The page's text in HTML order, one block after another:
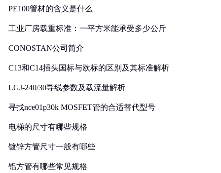
PE100管材的含义是什么
工业厂房载重标准：一平方米能承受多少公斤
CONOSTAN公司简介
C13和C14插头国标与欧标的区别及其标准解析
LGJ-240/30导线参数及载流量解析
寻找nce01p30k MOSFET管的合适替代型号
电梯的尺寸有哪些规格
镀锌方管尺寸一般有哪些
铝方管有哪些常见规格